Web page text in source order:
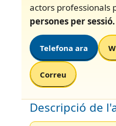
actors professionals
persones per sessió.
Telefona ara
Correu
Descripció de